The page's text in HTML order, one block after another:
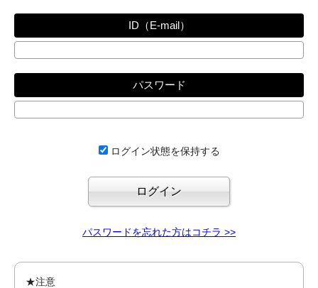
ID（E-mail）
パスワード
ログイン状態を保持する
パスワードを忘れた方はコチラ >>
★注意